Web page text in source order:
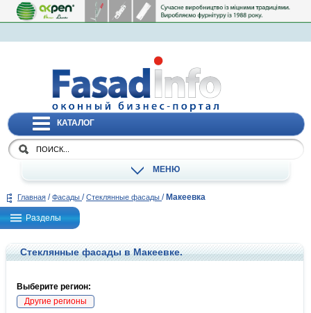
КАТАЛОГ
МЕНЮ
Главная / Фасады / Стеклянные фасады / Макеевка
Разделы
Стеклянные фасады в Макеевке.
Выберите регион:
Другие регионы